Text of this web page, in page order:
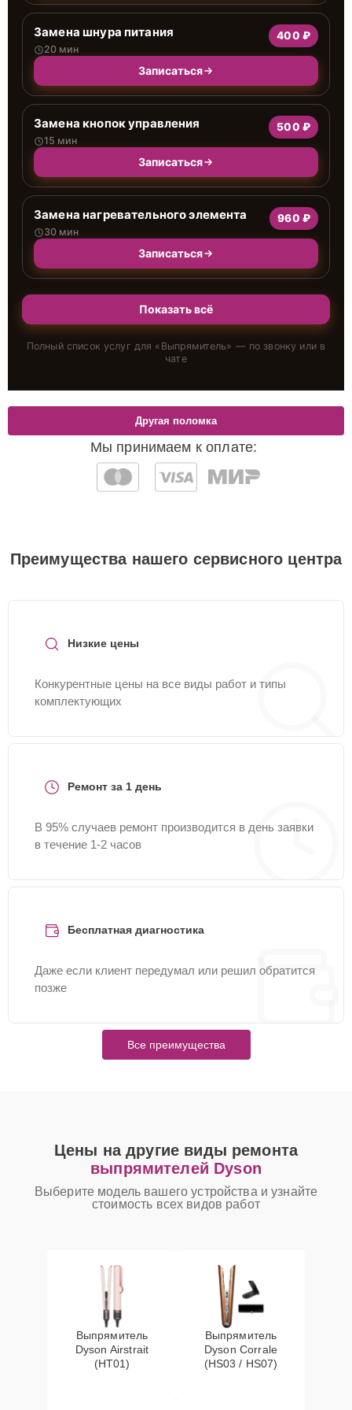
Замена шнура питания
20 мин
400 ₽
Записаться
Замена кнопок управления
15 мин
500 ₽
Записаться
Замена нагревательного элемента
30 мин
960 ₽
Записаться
Показать всё
Полный список услуг для « Выпрямитель» — по звонку или в
чате
Мы принимаем к оплате:
Другая поломка
Преимущества нашего сервисного центра
Низкие цены
Конкурентные цены на все виды работ и типы
комплектующих
Ремонт за 1 день
В 95% случаев ремонт производится в день заявки
в течение 1-2 часов
Бесплатная диагностика
Даже если клиент передумал или решил обратится
позже
Все преимущества
Цены на другие виды ремонта
выпрямителей Dyson
Выберите модель вашего устройства и узнайте
стоимость всех видов работ
Выпрямитель
Dyson Airstrait
(HT01)
Выпрямитель
Dyson Corrale
(HS03 / HS07)